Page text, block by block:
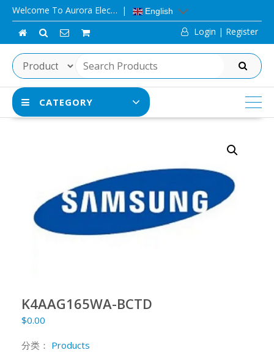
Skip
content
Welcome To Aurora Elec… English
Login | Register
SEARCH
CATEGORY
K4AAG165WA-BCTD
$0.00
分类： Products